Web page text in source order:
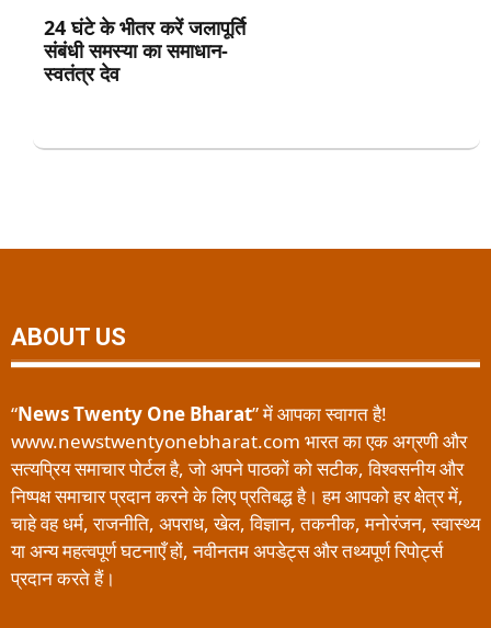
24 घंटे के भीतर करें जलापूर्ति
संबंधी समस्या का समाधान-
स्वतंत्र देव
ABOUT US
“News Twenty One Bharat” में आपका स्वागत है!
www.newstwentyonebharat.com भारत का एक अग्रणी और
सत्यप्रिय समाचार पोर्टल है, जो अपने पाठकों को सटीक, विश्वसनीय और
निष्पक्ष समाचार प्रदान करने के लिए प्रतिबद्ध है। हम आपको हर क्षेत्र में,
चाहे वह धर्म, राजनीति, अपराध, खेल, विज्ञान, तकनीक, मनोरंजन, स्वास्थ्य
या अन्य महत्वपूर्ण घटनाएँ हों, नवीनतम अपडेट्स और तथ्यपूर्ण रिपोर्ट्स
प्रदान करते हैं।